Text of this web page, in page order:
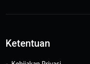
Ketentuan